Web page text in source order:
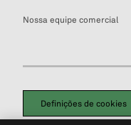
Nossa equipe comercial
Definições de cookies